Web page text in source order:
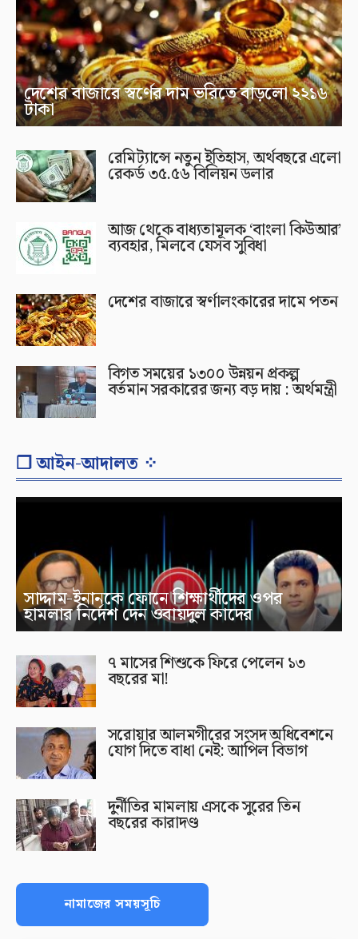
দেশের বাজারে স্বর্ণের দাম ভরিতে বাড়লো ২২১৬
টাকা
রেমিট্যান্সে নতুন ইতিহাস, অর্থবছরে এলো
রেকর্ড ৩৫.৫৬ বিলিয়ন ডলার
আজ থেকে বাধ্যতামূলক ‘বাংলা কিউআর’
ব্যবহার, মিলবে যেসব সুবিধা
দেশের বাজারে স্বর্ণালংকারের দামে পতন
বিগত সময়ের ১৩০০ উন্নয়ন প্রকল্প
বর্তমান সরকারের জন্য বড় দায় : অর্থমন্ত্রী
❐ আইন-আদালত ⁘
সাদ্দাম-ইনানকে ফোনে শিক্ষার্থীদের ওপর
হামলার নির্দেশ দেন ওবায়দুল কাদের
৭ মাসের শিশুকে ফিরে পেলেন ১৩
বছরের মা!
সরোয়ার আলমগীরের সংসদ অধিবেশনে
যোগ দিতে বাধা নেই: আপিল বিভাগ
দুর্নীতির মামলায় এসকে সুরের তিন
বছরের কারাদণ্ড
নামাজের সময়সূচি